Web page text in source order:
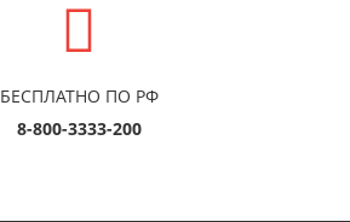
БЕСПЛАТНО ПО РФ
8-800-3333-200